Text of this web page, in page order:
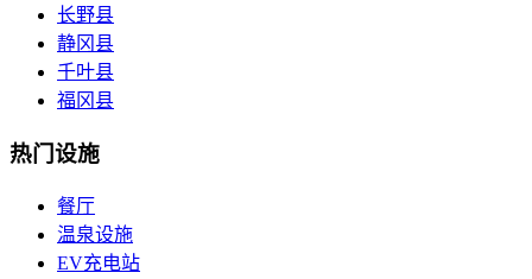
长野县
静冈县
千叶县
福冈县
热门设施
餐厅
温泉设施
EV充电站